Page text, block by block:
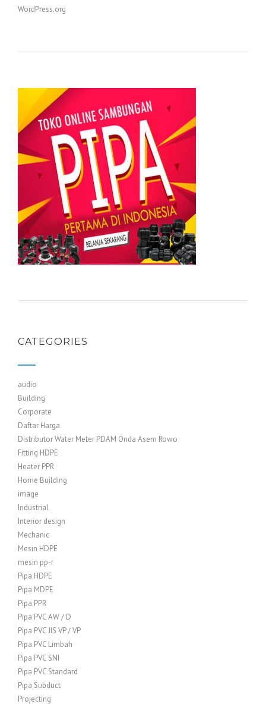
WordPress.org
CATEGORIES
audio
Building
Corporate
Daftar Harga
Distributor Water Meter PDAM Onda Asem Rowo
Fitting HDPE
Heater PPR
Home Building
image
Industrial
Interior design
Mechanic
Mesin HDPE
mesin pp-r
Pipa HDPE
Pipa MDPE
Pipa PPR
Pipa PVC AW / D
Pipa PVC JIS VP / VP
Pipa PVC Limbah
Pipa PVC SNI
Pipa PVC Standard
Pipa Subduct
Projecting